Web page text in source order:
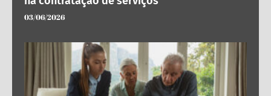
03/06/2026